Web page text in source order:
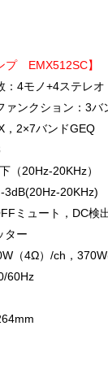
プ EMX512SC】
：4モノ+4ステレオ
ァンクション：3バ
，2×7バンドGEQ
（20Hz-20KHz）
3dB(20Hz-20KHz)
ミュート，DC検
ター
（4Ω）/ch，
60Hz